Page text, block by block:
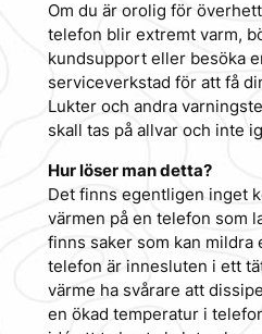
Om du är orolig för
telefon blir extremt varm,
kundsupport eller besöka
serviceverkstad för att få
Lukter och andra
skall tas på allvar och inte
Hur löser man detta?
Det finns egentligen inget
värmen på en telefon som
finns saker som kan mildra
telefon är innesluten i ett
värme ha svårare att
en ökad temperatur i